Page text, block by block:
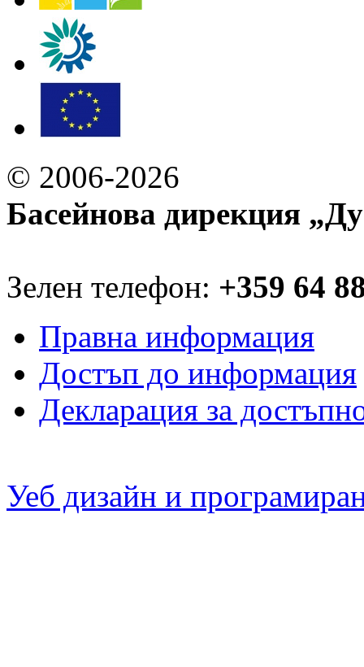
© 2006-2026
Басейнова дирекция
Зелен телефон: +359 64
Правна информация
Достъп до информация
Декларация за
Уеб дизайн и